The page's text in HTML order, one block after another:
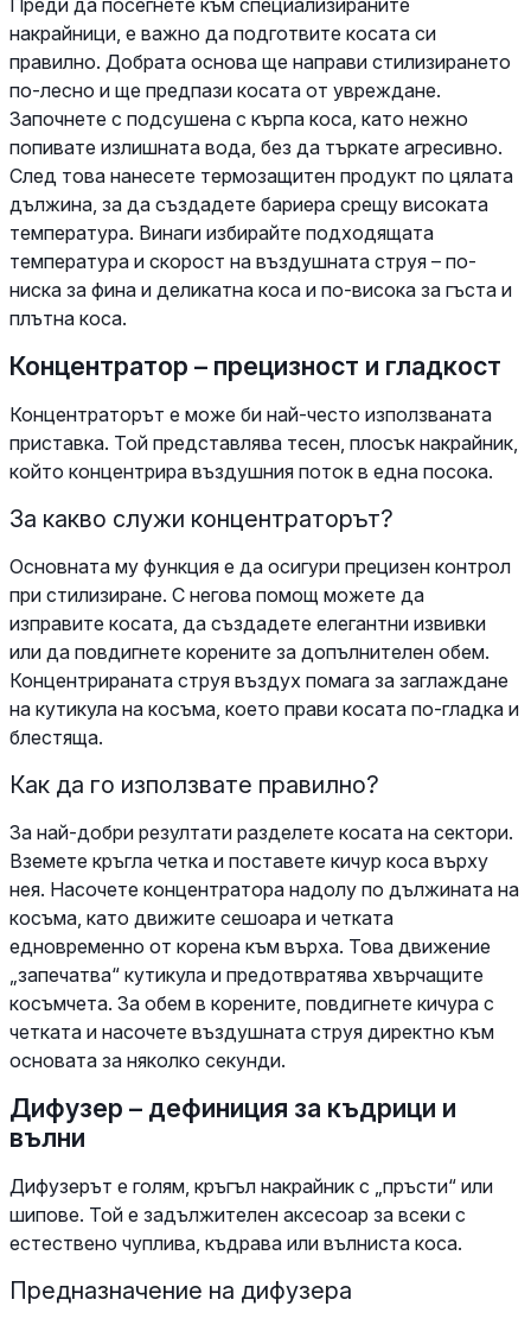
накрайници, е важно да подготвите косата си
правилно. Добрата основа ще направи стилизирането
по-лесно и ще предпази косата от увреждане.
Започнете с подсушена с кърпа коса, като нежно
попивате излишната вода, без да търкате агресивно.
След това нанесете термозащитен продукт по цялата
дължина, за да създадете бариера срещу високата
температура. Винаги избирайте подходящата
температура и скорост на въздушната струя – по-
ниска за фина и деликатна коса и по-висока за гъста и
плътна коса.
Концентратор – прецизност и гладкост
Концентраторът е може би най-често използваната
приставка. Той представлява тесен, плосък накрайник,
който концентрира въздушния поток в една посока.
За какво служи концентраторът?
Основната му функция е да осигури прецизен контрол
при стилизиране. С негова помощ можете да
изправите косата, да създадете елегантни извивки
или да повдигнете корените за допълнителен обем.
Концентрираната струя въздух помага за заглаждане
на кутикула на косъма, което прави косата по-гладка и
блестяща.
Как да го използвате правилно?
За най-добри резултати разделете косата на сектори.
Вземете кръгла четка и поставете кичур коса върху
нея. Насочете концентратора надолу по дължината на
косъма, като движите сешоара и четката
едновременно от корена към върха. Това движение
„запечатва“ кутикула и предотвратява хвърчащите
косъмчета. За обем в корените, повдигнете кичура с
четката и насочете въздушната струя директно към
основата за няколко секунди.
Дифузер – дефиниция за къдрици и
вълни
Дифузерът е голям, кръгъл накрайник с „пръсти“ или
шипове. Той е задължителен аксесоар за всеки с
естествено чуплива, къдрава или вълниста коса.
Предназначение на дифузера